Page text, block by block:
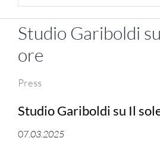
Studio Gariboldi
ore
Press
Studio Gariboldi su Il
07.03.2025